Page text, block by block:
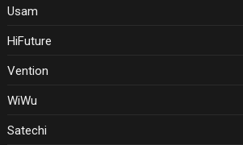
Usam
HiFuture
Vention
WiWu
Satechi